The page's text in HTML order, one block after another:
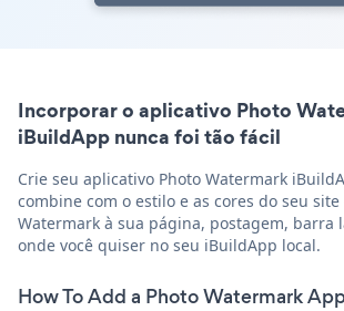
Incorporar o aplicativo Photo
iBuildApp nunca foi tão fácil
Crie seu aplicativo Photo Watermark
combine com o estilo e as cores do seu
Watermark à sua página, postagem, barra
onde você quiser no seu iBuildApp local.
How To Add a Photo Watermark